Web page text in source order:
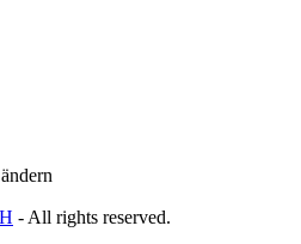
- All rights reserved.